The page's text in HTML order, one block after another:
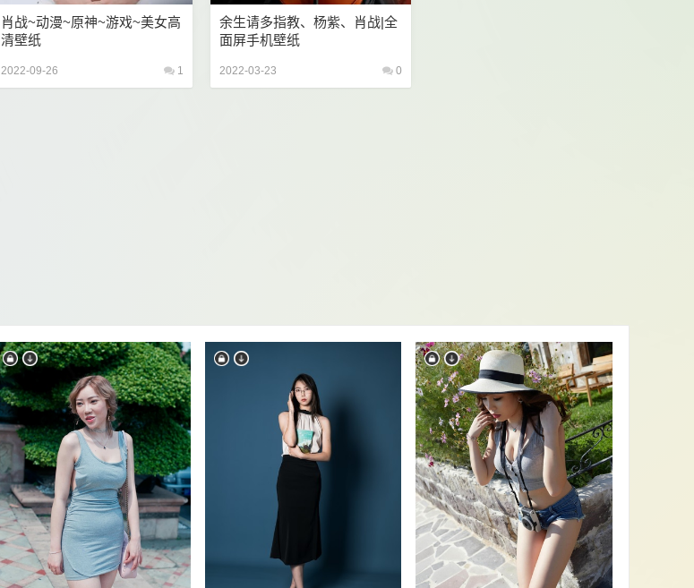
肖战~动漫~原神~游戏~美女高
清壁纸
2022-09-26 1
余生请多指教、杨紫、肖战|全
面屏手机壁纸
2022-03-23 0